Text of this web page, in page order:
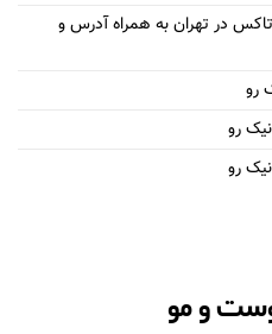
در تهران به همراه آدرس و
رو
رو
رو
و مو